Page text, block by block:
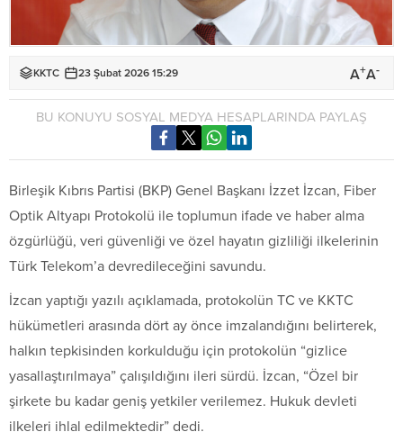
KKTC 23 Şubat 2026 15:29 A+A-
BU KONUYU SOSYAL MEDYA HESAPLARINDA PAYLAŞ
Birleşik Kıbrıs Partisi (BKP) Genel Başkanı İzzet İzcan, Fiber
Optik Altyapı Protokolü ile toplumun ifade ve haber alma
özgürlüğü, veri güvenliği ve özel hayatın gizliliği ilkelerinin
Türk Telekom’a devredileceğini savundu.
İzcan yaptığı yazılı açıklamada, protokolün TC ve KKTC
hükümetleri arasında dört ay önce imzalandığını belirterek,
halkın tepkisinden korkulduğu için protokolün “gizlice
yasallaştırılmaya” çalışıldığını ileri sürdü. İzcan, “Özel bir
şirkete bu kadar geniş yetkiler verilemez. Hukuk devleti
ilkeleri ihlal edilmektedir” dedi.